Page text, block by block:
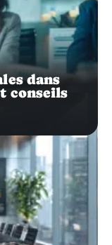
dans
conseils